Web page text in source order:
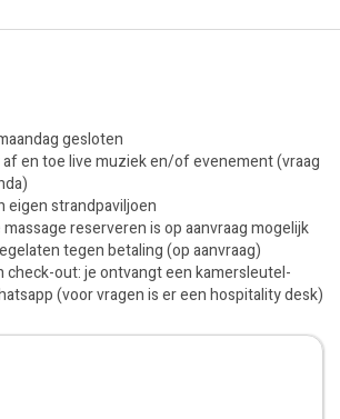
gesloten
af en toe live muziek en/of evenement (vraag
eigen strandpaviljoen
reserveren is op aanvraag mogelijk
tegen betaling (op aanvraag)
check-out: je ontvangt een kamersleutel-
(voor vragen is er een hospitality desk)